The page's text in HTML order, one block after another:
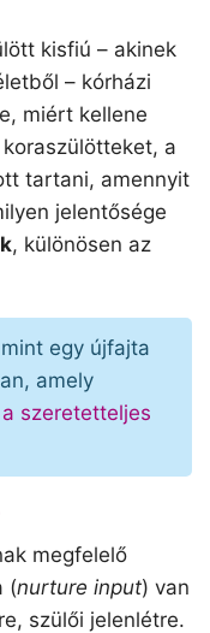
kisfiú – akinek
– kórházi
miért kellene
a
tartani, amennyit
jelentősége
, különösen az
egy újfajta
amely
szeretetteljes
megfelelő
(nurture input) van
szülői jelenlétre.